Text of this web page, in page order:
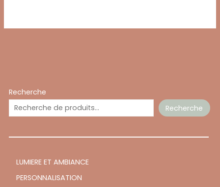
Recherche
Recherche
LUMIERE ET AMBIANCE
PERSONNALISATION